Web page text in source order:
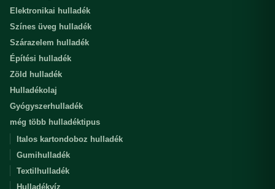
Elektronikai hulladék
Színes üveg hulladék
Szárazelem hulladék
Építési hulladék
Zöld hulladék
Hulladékolaj
Gyógyszerhulladék
még több hulladéktipus
Italos kartondoboz hulladék
Gumihulladék
Textilhulladék
Hulladékvíz